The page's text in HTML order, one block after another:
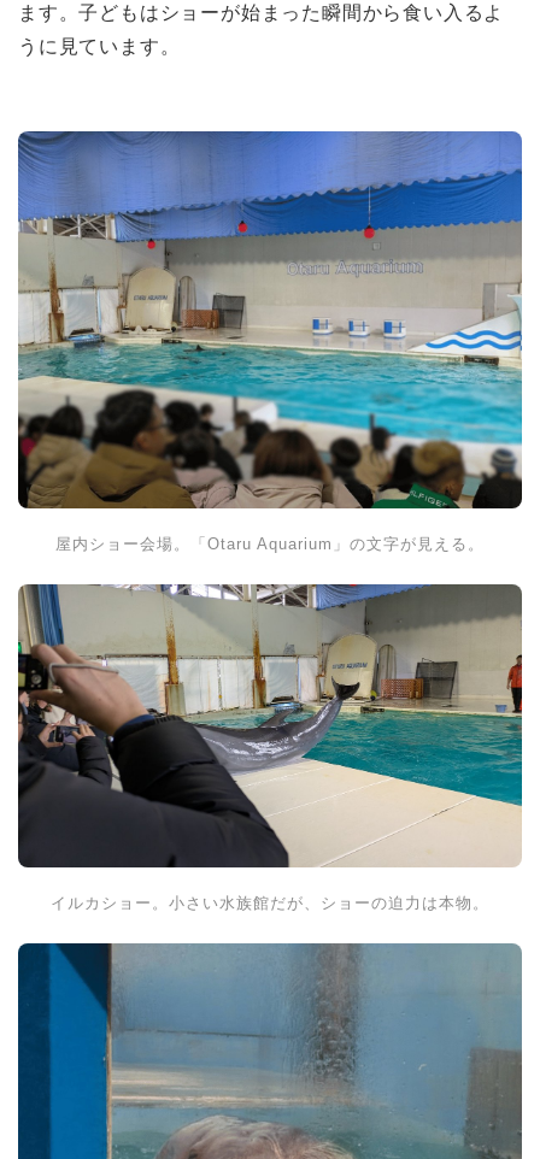
ます。子どもはショーが始まった瞬間から食い入るよ
うに見ています。
屋内ショー会場。「Otaru Aquarium」の文字が見える。
イルカショー。小さい水族館だが、ショーの迫力は本物。